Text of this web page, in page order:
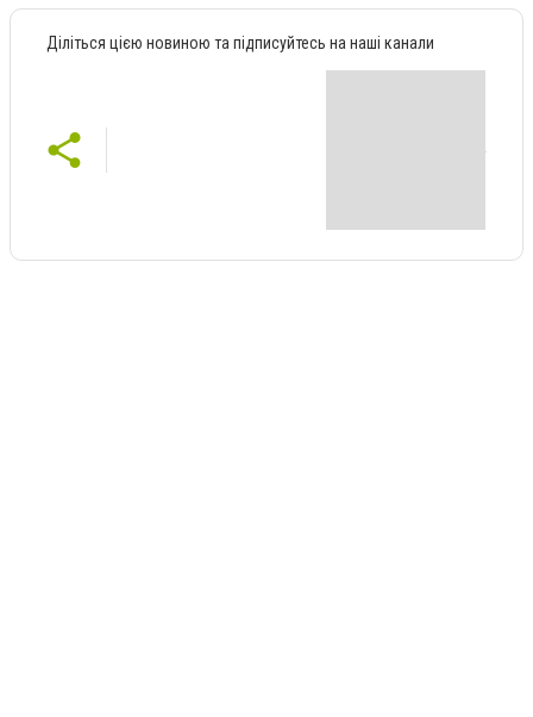
Діліться цією новиною та підписуйтесь на наші канали